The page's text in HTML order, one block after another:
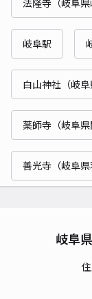
岐阜駅
白山神社（岐阜
薬師寺（岐阜県
善光寺（岐阜県
岐阜